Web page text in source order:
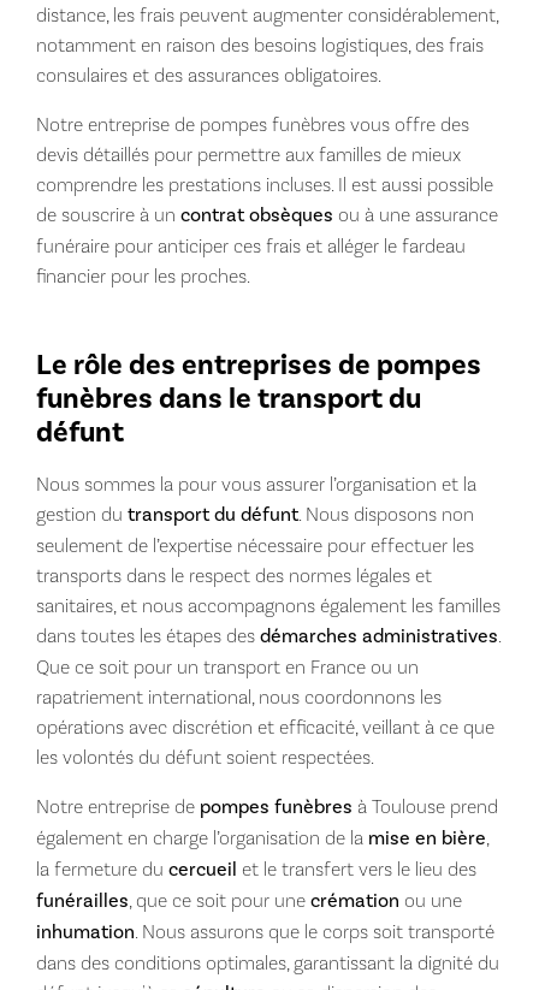
distance, les frais peuvent augmenter considérablement,
notamment en raison des besoins logistiques, des frais
consulaires et des assurances obligatoires.
Notre entreprise de pompes funèbres vous offre des
devis détaillés pour permettre aux familles de mieux
comprendre les prestations incluses. Il est aussi possible
de souscrire à un contrat obsèques ou à une assurance
funéraire pour anticiper ces frais et alléger le fardeau
financier pour les proches.
Le rôle des entreprises de pompes
funèbres dans le transport du
défunt
Nous sommes la pour vous assurer l’organisation et la
gestion du transport du défunt. Nous disposons non
seulement de l’expertise nécessaire pour effectuer les
transports dans le respect des normes légales et
sanitaires, et nous accompagnons également les familles
dans toutes les étapes des démarches administratives
Que ce soit pour un transport en France ou un
rapatriement international, nous coordonnons les
opérations avec discrétion et efficacité, veillant à ce que
les volontés du défunt soient respectées.
Notre entreprise de pompes funèbres à Toulouse prend
également en charge l’organisation de la mise en bière
la fermeture du cercueil et le transfert vers le lieu des
funérailles , que ce soit pour une crémation ou une
inhumation . Nous assurons que le corps soit transporté
dans des conditions optimales, garantissant la dignité du